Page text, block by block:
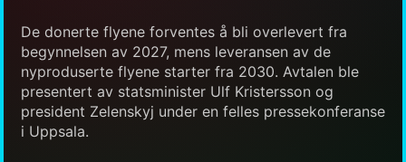
De donerte flyene forventes å bli overlevert fra
begynnelsen av 2027, mens leveransen av de
nyproduserte flyene starter fra 2030. Avtalen ble
presentert av statsminister Ulf Kristersson og
president Zelenskyj under en felles pressekonferanse
i Uppsala.